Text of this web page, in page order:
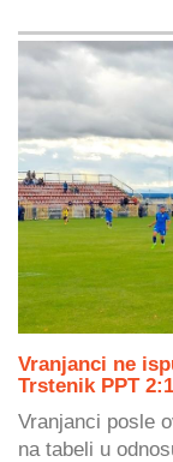
Vranjanci ne
Trstenik PPT 2:1
Vranjanci posle
na tabeli u